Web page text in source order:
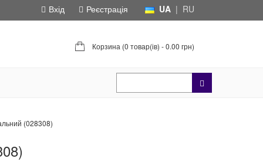
UA | RU
Вхід Реєстрація
Корзина (0 товар(ів) - 0.00 грн)
(028308)